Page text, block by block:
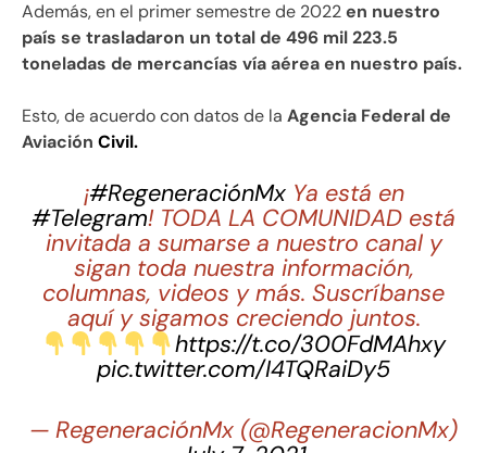
Además, en el primer semestre de 2022en nuestro
país se trasladaron un total de 496 mil 223.5
toneladas de mercancías vía aérea en nuestro país.
Esto, de acuerdo con datos de la Agencia Federal de
Aviación Civil.
¡#RegeneraciónMxYa está en
#Telegram! TODA LA COMUNIDAD está
invitada a sumarse a nuestro canal y
sigan toda nuestra información,
columnas, videos y más. Suscríbanse
aquí y sigamos creciendo juntos.
https://t.co/300FdMAhxy
pic.twitter.com/I4TQRaiDy5
— RegeneraciónMx (@RegeneracionMx)